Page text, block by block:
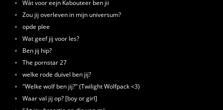
Wàt voor eejn Kabouteer ben jii
Zou jij overleven in mijn universum?
opde plee
Wat geef jij voor les?
Ben jij hip?
The pornstar 27
welke rode duivel ben jij?
"Welke wolf ben jij?" (Twilight Wolfpack <3)
Waar val jij op? [boy or girl]